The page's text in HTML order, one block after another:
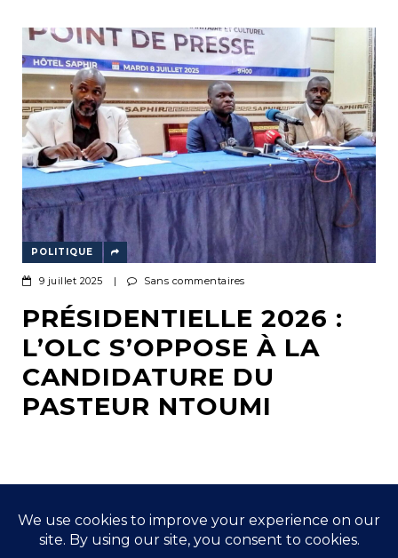
POLITIQUE
9 juillet 2025 | Sans commentaires
PRÉSIDENTIELLE 2026 :
L’OLC S’OPPOSE À LA
CANDIDATURE DU
PASTEUR NTOUMI
This is a Sidebar position. Add your widgets in this
position using Default Sidebar or a custom sidebar.